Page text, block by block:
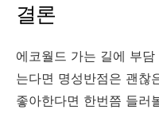
결론
에코월드 가는 길에 부
는다면 명성반점은 괜찮
좋아한다면 한번쯤 들러